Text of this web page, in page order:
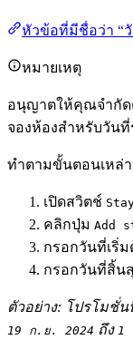
หัวข้อที่มีชื่อว่า “
หมายเหตุ
อนุญาตให้คุณจำกัด
จองห้องสำหรับวัน
ทำตามขั้นตอนเหล่า
เปิดสวิตช์
คลิกปุ่ม Add
กรอกวันที่เริ่
กรอกวันที่สิ้น
ตัวอย่าง: โปรโมชั่
19 ก.ย. 2024 ถึง 1